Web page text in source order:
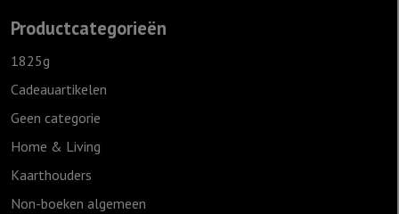
Productcategorieën
1825g
Cadeauartikelen
Geen categorie
Home & Living
Kaarthouders
Non-boeken algemeen